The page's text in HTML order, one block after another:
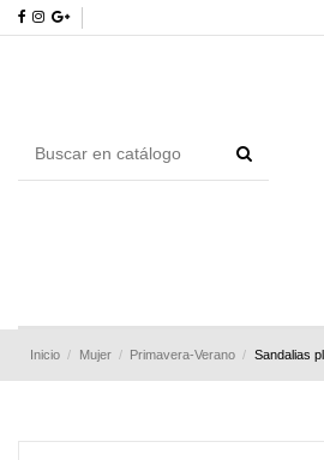
Inicio Mujer Primavera-Verano Sandalias